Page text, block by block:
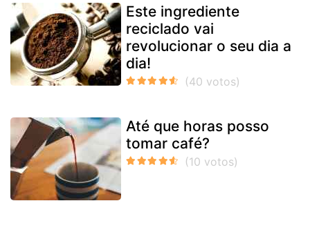
Este ingrediente
reciclado vai
revolucionar o seu dia a
dia!
Até que horas posso
tomar café?